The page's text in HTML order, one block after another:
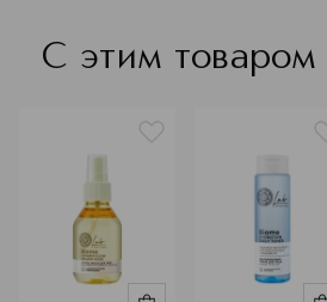
С этим товаром